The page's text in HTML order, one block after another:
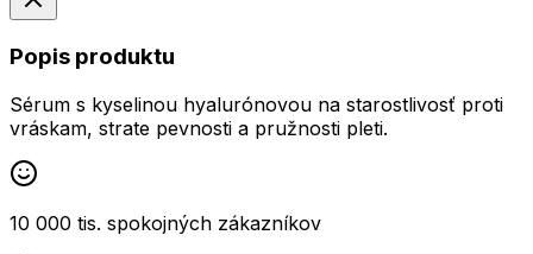
Popis produktu
Sérum s kyselinou hyalurónovou na starostlivosť proti
vráskam, strate pevnosti a pružnosti pleti.
10 000 tis. spokojných zákazníkov